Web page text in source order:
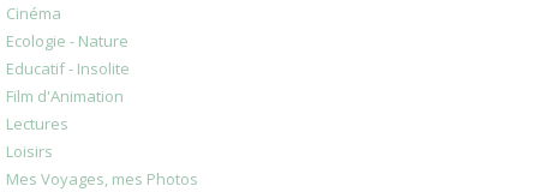
Cinéma
Ecologie - Nature
Educatif - Insolite
Film d'Animation
Lectures
Loisirs
Mes Voyages, mes Photos